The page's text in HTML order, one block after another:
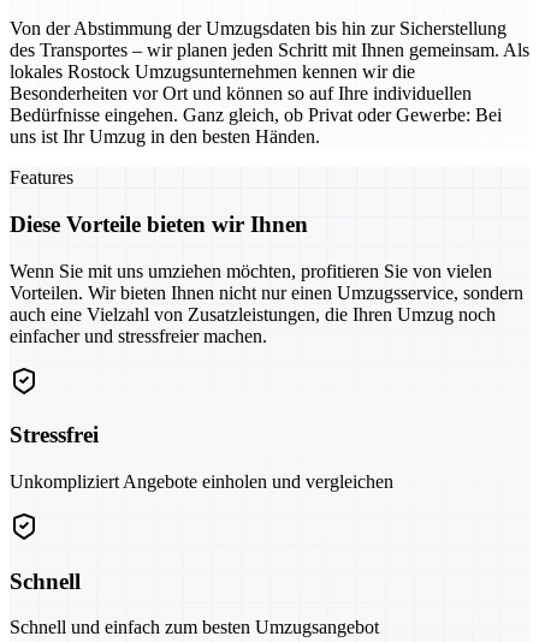
Von der Abstimmung der Umzugsdaten bis hin zur Sicherstellung
des Transportes – wir planen jeden Schritt mit Ihnen gemeinsam. Als
lokales Rostock Umzugsunternehmen kennen wir die
Besonderheiten vor Ort und können so auf Ihre individuellen
Bedürfnisse eingehen. Ganz gleich, ob Privat oder Gewerbe: Bei
uns ist Ihr Umzug in den besten Händen.
Features
Diese Vorteile bieten wir Ihnen
Wenn Sie mit uns umziehen möchten, profitieren Sie von vielen
Vorteilen. Wir bieten Ihnen nicht nur einen Umzugsservice, sondern
auch eine Vielzahl von Zusatzleistungen, die Ihren Umzug noch
einfacher und stressfreier machen.
Stressfrei
Unkompliziert Angebote einholen und vergleichen
Schnell
Schnell und einfach zum besten Umzugsangebot